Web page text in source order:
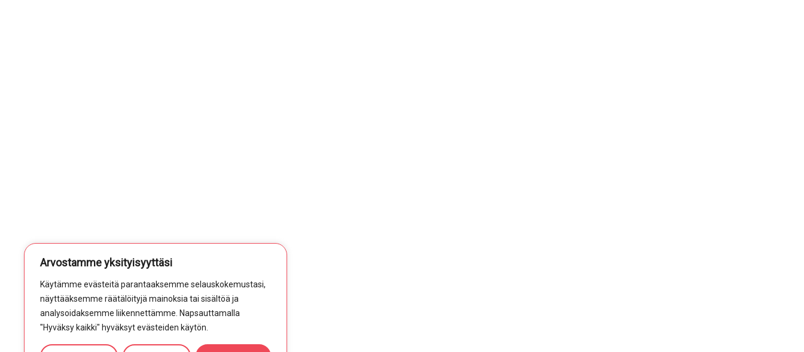
Arvostamme yksityisyyttäsi
Käytämme evästeitä parantaaksemme selauskokemustasi,
näyttääksemme räätälöityjä mainoksia tai sisältöä ja
analysoidaksemme liikennettämme. Napsauttamalla
"Hyväksy kaikki" hyväksyt evästeiden käytön.